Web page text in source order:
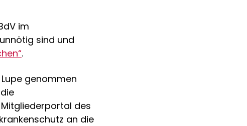
im
sind und
“.
genommen
des
an die